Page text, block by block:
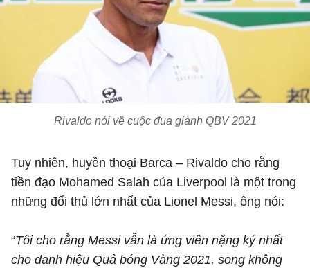
Rivaldo nói về cuộc đua giành QBV 2021
Tuy nhiên, huyền thoại Barca – Rivaldo cho rằng
tiền đạo Mohamed Salah của Liverpool là một trong
những đối thủ lớn nhất của Lionel Messi, ông nói:
“Tôi cho rằng Messi vẫn là ứng viên nặng ký nhất
cho danh hiệu Quả bóng Vàng 2021, song không